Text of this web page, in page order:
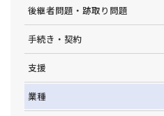
後継者問題・跡取り問題
手続き・契約
支援
業種